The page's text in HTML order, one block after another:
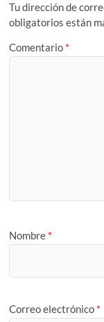
Tu dirección de
obligatorios están
Comentario *
Nombre *
Correo electrónico *